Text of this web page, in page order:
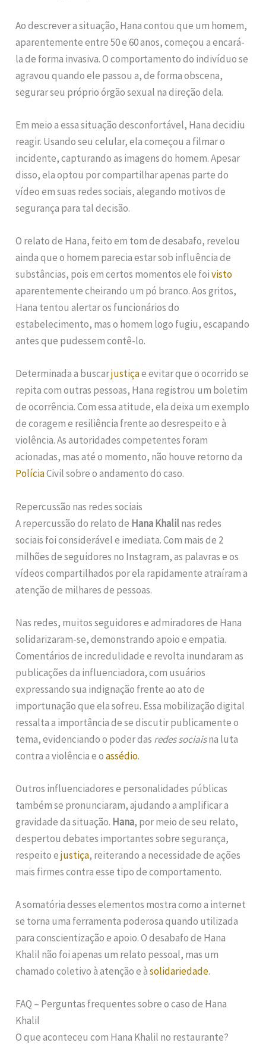
Ao descrever a situação, Hana contou que um homem,
aparentemente entre 50 e 60 anos, começou a encará-
la de forma invasiva. O comportamento do indivíduo se
agravou quando ele passou a, de forma obscena,
segurar seu próprio órgão sexual na direção dela.
Em meio a essa situação desconfortável, Hana decidiu
reagir. Usando seu celular, ela começou a filmar o
incidente, capturando as imagens do homem. Apesar
disso, ela optou por compartilhar apenas parte do
vídeo em suas redes sociais, alegando motivos de
segurança para tal decisão.
O relato de Hana, feito em tom de desabafo, revelou
ainda que o homem parecia estar sob influência de
substâncias, pois em certos momentos ele foivisto
aparentemente cheirando um pó branco. Aos gritos,
Hana tentou alertar os funcionários do
estabelecimento, mas o homem logo fugiu, escapando
antes que pudessem contê-lo.
Determinada a buscarjustiçae evitar que o ocorrido se
repita com outras pessoas, Hana registrou um boletim
de ocorrência. Com essa atitude, ela deixa um exemplo
de coragem e resiliência frente ao desrespeito e à
violência. As autoridades competentes foram
acionadas, mas até o momento, não houve retorno da
PolíciaCivil sobre o andamento do caso.
Repercussão nas redes sociais
A repercussão do relato de Hana Khalilnas redes
sociais foi considerável e imediata. Com mais de 2
milhões de seguidores no Instagram, as palavras e os
vídeos compartilhados por ela rapidamente atraíram a
atenção de milhares de pessoas.
Nas redes, muitos seguidores e admiradores de Hana
solidarizaram-se, demonstrando apoio e empatia.
Comentários de incredulidade e revolta inundaram as
publicações da influenciadora, com usuários
expressando sua indignação frente ao ato de
importunação que ela sofreu. Essa mobilização digital
ressalta a importância de se discutir publicamente o
tema, evidenciando o poder das redes sociaisna luta
contra a violência e oassédio.
Outros influenciadores e personalidades públicas
também se pronunciaram, ajudando a amplificar a
gravidade da situação. Hana, por meio de seu relato,
despertou debates importantes sobre segurança,
respeito ejustiça, reiterando a necessidade de ações
mais firmes contra esse tipo de comportamento.
A somatória desses elementos mostra como a internet
se torna uma ferramenta poderosa quando utilizada
para conscientização e apoio. O desabafo de Hana
Khalil não foi apenas um relato pessoal, mas um
chamado coletivo à atenção e àsolidariedade.
FAQ – Perguntas frequentes sobre o caso de Hana
Khalil
O que aconteceu com Hana Khalil no restaurante?